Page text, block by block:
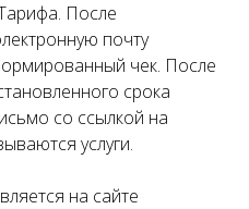
После
почту
чек. После
срока
со ссылкой на
услуги.
на сайте